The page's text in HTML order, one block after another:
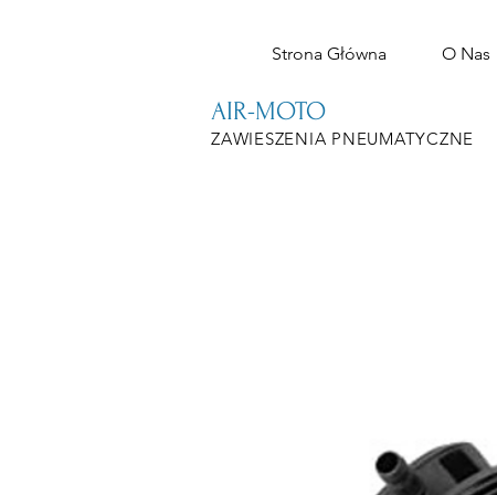
Strona Główna O Nas
AIR-MOTO
ZAWIESZENIA PNEUMATYCZNE